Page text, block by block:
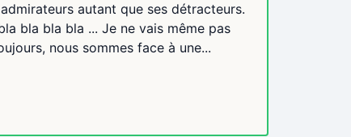
autant que ses détracteurs.
bla bla bla ... Je ne vais même pas
nous sommes face à une...